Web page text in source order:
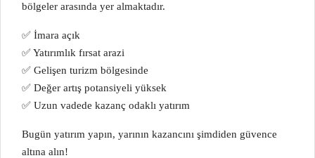
bölgeler arasında yer almaktadır.
✅ İmara açık
✅ Yatırımlık fırsat arazi
✅ Gelişen turizm bölgesinde
✅ Değer artış potansiyeli yüksek
✅ Uzun vadede kazanç odaklı yatırım
Bugün yatırım yapın, yarının kazancını şimdiden güvence
altına alın!